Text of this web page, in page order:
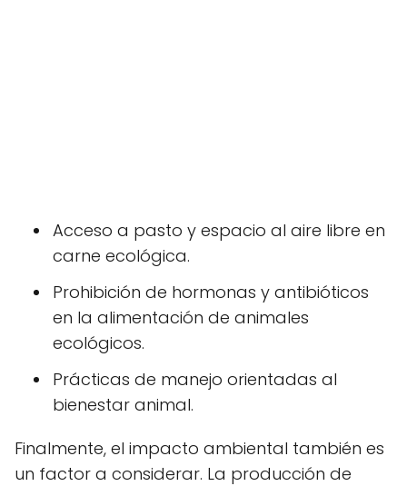
Acceso a pasto y espacio al aire libre en
carne ecológica.
Prohibición de hormonas y antibióticos
en la alimentación de animales
ecológicos.
Prácticas de manejo orientadas al
bienestar animal.
Finalmente, el impacto ambiental también es
un factor a considerar. La producción de